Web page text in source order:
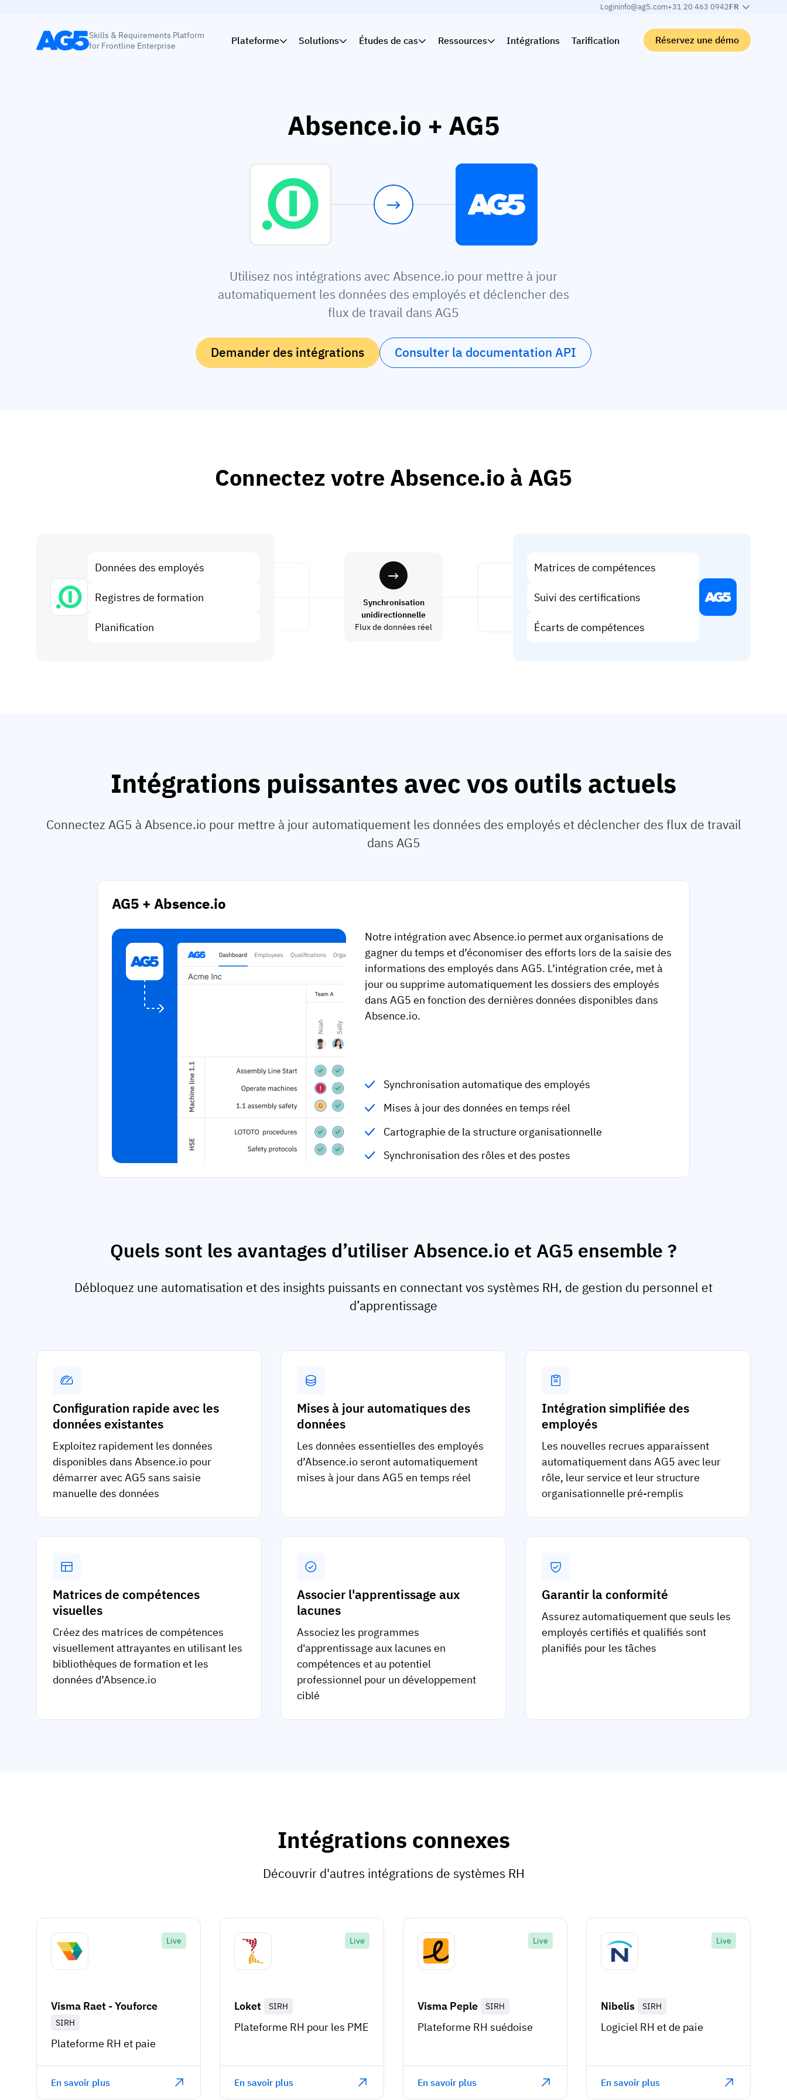
Logininfo@ag5.com+31 20 463 0942FR
Skills & Requirements Platform
for Frontline Enterprise
Plateforme Solutions Études de cas Ressources Intégrations Tarification Réservez une démo
Absence.io + AG5
Utilisez nos intégrations avec Absence.io pour mettre à jour
automatiquement les données des employés et déclencher des
flux de travail dans AG5
Demander des intégrations Consulter la documentation API
Connectez votre Absence.io à AG5
Données des employés
Registres de formation
Planification
Synchronisation
unidirectionnelle
Flux de données réel
Matrices de compétences
Suivi des certifications
Écarts de compétences
Intégrations puissantes avec vos outils actuels
Connectez AG5 à Absence.io pour mettre à jour automatiquement les données des employés et déclencher des flux de travail
dans AG5
AG5 + Absence.io
Notre intégration avec Absence.io permet aux organisations de
gagner du temps et d’économiser des efforts lors de la saisie des
informations des employés dans AG5. L’intégration crée, met à
jour ou supprime automatiquement les dossiers des employés
dans AG5 en fonction des dernières données disponibles dans
Absence.io.
Synchronisation automatique des employés
Mises à jour des données en temps réel
Cartographie de la structure organisationnelle
Synchronisation des rôles et des postes
Quels sont les avantages d’utiliser Absence.io et AG5 ensemble ?
Débloquez une automatisation et des insights puissants en connectant vos systèmes RH, de gestion du personnel et
d’apprentissage
Configuration rapide avec les
données existantes
Exploitez rapidement les données
disponibles dans Absence.io pour
démarrer avec AG5 sans saisie
manuelle des données
Mises à jour automatiques des
données
Les données essentielles des employés
d’Absence.io seront automatiquement
mises à jour dans AG5 en temps réel
Intégration simplifiée des
employés
Les nouvelles recrues apparaissent
automatiquement dans AG5 avec leur
rôle, leur service et leur structure
organisationnelle pré-remplis
Matrices de compétences
visuelles
Créez des matrices de compétences
visuellement attrayantes en utilisant les
bibliothèques de formation et les
données d’Absence.io
Associer l'apprentissage aux
lacunes
Associez les programmes
d'apprentissage aux lacunes en
compétences et au potentiel
professionnel pour un développement
ciblé
Garantir la conformité
Assurez automatiquement que seuls les
employés certifiés et qualifiés sont
planifiés pour les tâches
Intégrations connexes
Découvrir d'autres intégrations de systèmes RH
Live
Visma Raet - Youforce
SIRH
Plateforme RH et paie
En savoir plus
Live
Loket SIRH
Plateforme RH pour les PME
En savoir plus
Live
Visma Peple SIRH
Plateforme RH suédoise
En savoir plus
Live
Nibelis SIRH
Logiciel RH et de paie
En savoir plus